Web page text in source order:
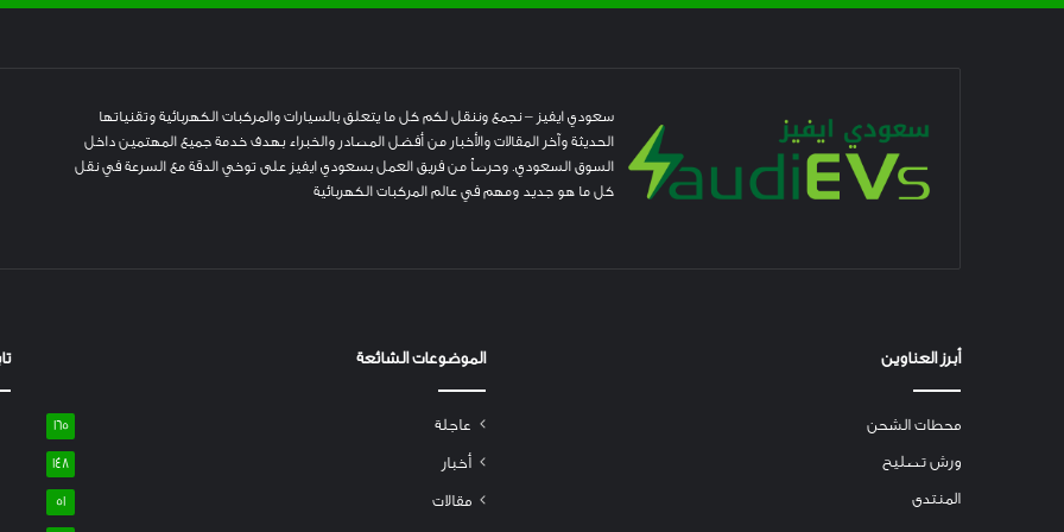
سعودي ايفيز – نجمع وننقل لكم كل ما يتعلق بالسيارات والمركبات الكهربائية وتقنياتها
الحديثة وآخر المقالات والأخبار من أفضل المصادر والخبراء بهدف خدمة جميع المهتمين داخل
السوق السعودي. وحرصاً من فريق العمل بسعودي ايفيز على توخي الدقة مع السرعة في نقل
كل ما هو جديد ومهم في عالم المركبات الكهربائية
أبرز العناوين
محطات الشحن
ورش تصليح
المنتدى
الموضوعات الشائعة
عاجلة 165
أخبار 148
مقالات 51